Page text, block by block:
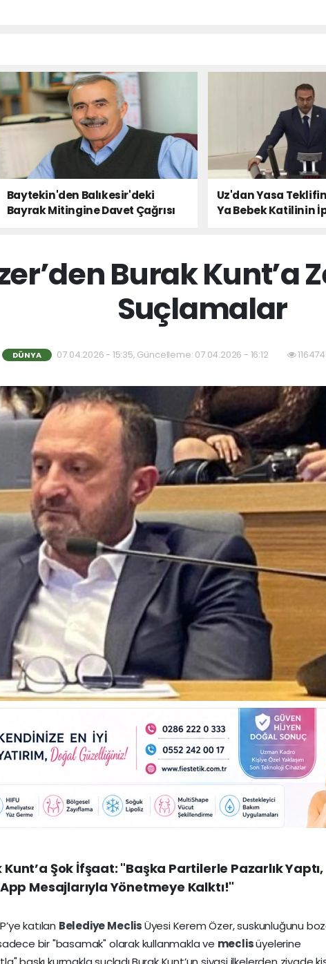
Baytekin'den Balıkesir'deki
Bayrak Mitingine Davet Çağrısı
Uz'dan Yasa
Ya Bebek Katilinin
Burak Kunt’a
Suçlamalar
DÜNYA 07.04.2026 - 15:35, Güncelleme: 07.04.2026 - 16:12
Şok İfşaat: "Başka Partilerle Pazarlık Yaptı,
Mesajlarıyla Yönetmeye Kalktı!"
katılan BelediyeMeclisÜyesi Kerem Özer, suskunluğunu
sadece bir "basamak" olarak kullanmakla ve meclisüyelerine